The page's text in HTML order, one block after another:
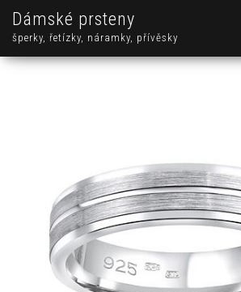
Dámské prsteny
šperky, řetízky, náramky, přívěsky